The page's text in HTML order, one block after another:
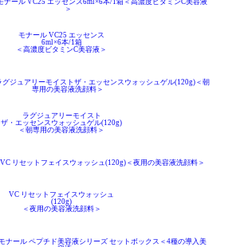
モナール VC25 エッセンス
6ml×6本/1箱
＜高濃度ビタミンC美容液＞
ラグジュアリーモイスト
ザ・エッセンスウォッシュゲル(120g)
＜朝専用の美容液洗顔料＞
VC リセットフェイスウォッシュ
(120g)
＜夜用の美容液洗顔料＞